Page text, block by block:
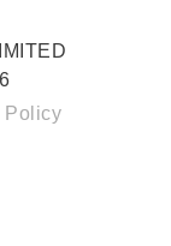
Policy